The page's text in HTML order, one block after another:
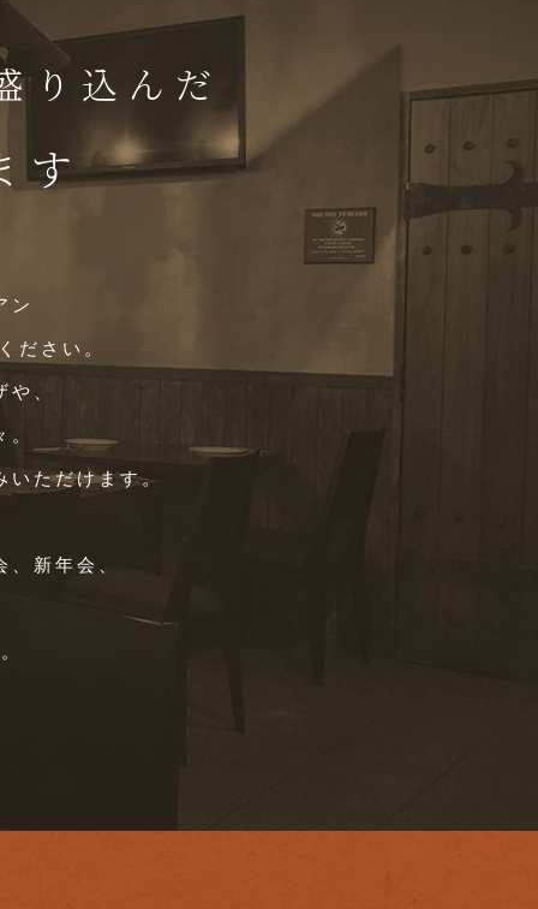
り込んだ
す
ン
ださい。
、
ただけます。
新年会、